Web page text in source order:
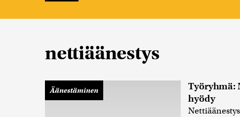
nettiäänestys
Äänestäminen
Työryhmä:
hyödy